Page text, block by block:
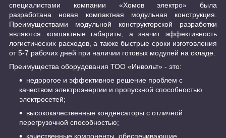
специалистами компании «Хомов электро» была
разработана новая компактная модульная конструкция.
Преимуществами модульной конструкторской разработки
являются компактные габариты, а значит эффективность
логистических расходов, а также быстрые сроки изготовления
от 5-7 рабочих дней при наличии готовых модулей на складе.
Преимущества оборудования ТОО «Инвольт» - это:
недорогое и эффективное решение проблем с
качеством электроэнергии и пропускной способностью
электросетей;
высококачественные конденсаторы с отличной
перегрузочной способностью;
качественные компоненты, обеспечивающие